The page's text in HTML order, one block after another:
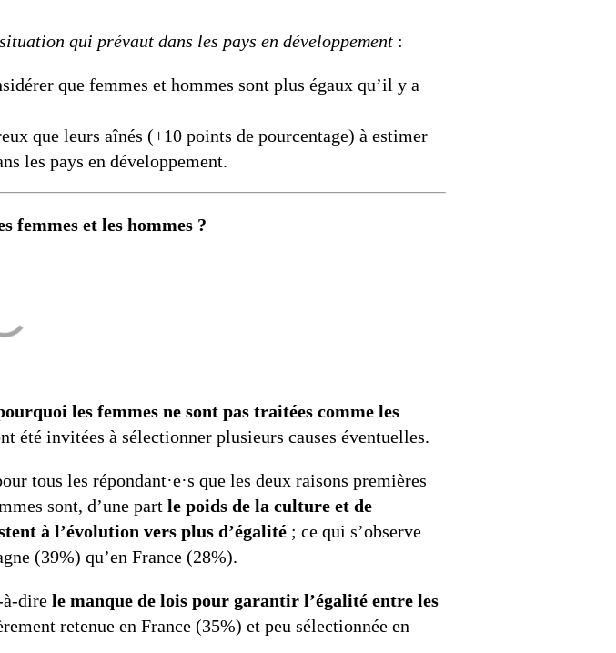
qui prévaut dans les pays en développement :
que femmes et hommes sont plus égaux qu’il y a
que leurs aînés (+10 points de pourcentage) à estimer
les pays en développement.
femmes et les hommes ?
les femmes ne sont pas traitées comme les
été invitées à sélectionner plusieurs causes éventuelles.
tous les répondant·e·s que les deux raisons premières
sont, d’une part le poids de la culture et de
à l’évolution vers plus d’égalité ; ce qui s’observe
(39%) qu’en France (28%).
à-dire le manque de lois pour garantir l’égalité entre les
retenue en France (35%) et peu sélectionnée en